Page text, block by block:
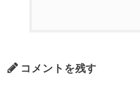
コメントを残す